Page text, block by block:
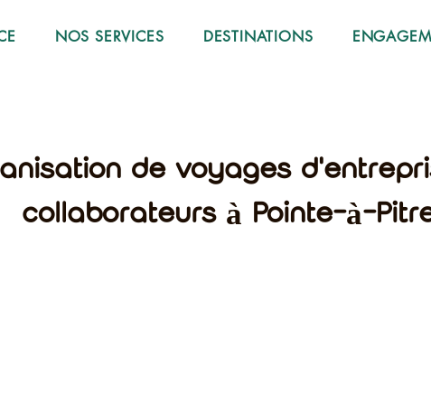
NOS SERVICES DESTINATIONS
de voyages
collaborateurs à Pointe-à-